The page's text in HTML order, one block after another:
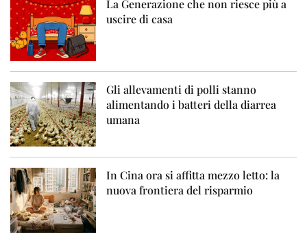
La Generazione che non riesce più a
uscire di casa
Gli allevamenti di polli stanno
alimentando i batteri della diarrea
umana
In Cina ora si affitta mezzo letto: la
nuova frontiera del risparmio